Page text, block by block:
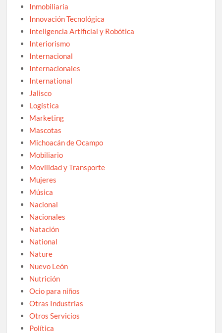
Inmobiliaria
Innovación Tecnológica
Inteligencia Artificial y Robótica
Interiorismo
Internacional
Internacionales
International
Jalisco
Logística
Marketing
Mascotas
Michoacán de Ocampo
Mobiliario
Movilidad y Transporte
Mujeres
Música
Nacional
Nacionales
Natación
National
Nature
Nuevo León
Nutrición
Ocio para niños
Otras Industrias
Otros Servicios
Política